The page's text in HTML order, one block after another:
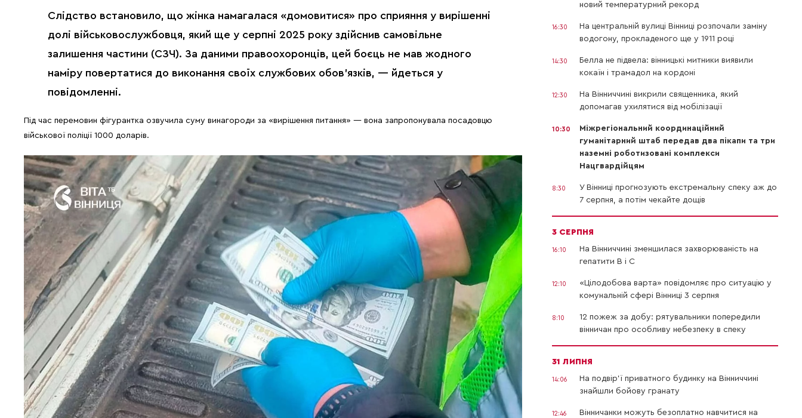
Слідство встановило, що жінка намагалася «домовитися» про сприяння у вирішенні
долі військовослужбовця, який ще у серпні 2025 року здійснив самовільне
залишення частини (СЗЧ). За даними правоохоронців, цей боєць не мав жодного
наміру повертатися до виконання своїх службових обов’язків, — йдеться у
повідомленні.
Під час перемовин фігурантка озвучила суму винагороди за «вирішення питання» — вона запропонувала посадовцю
військової поліції 1000 доларів.
новий температурний рекорд
16:30
На центральній вулиці Вінниці розпочали заміну
водогону, прокладеного ще у 1911 році
14:30
Белла не підвела: вінницькі митники виявили
кокаїн і трамадол на кордоні
12:30
На Вінниччині викрили священника, який
допомагав ухилятися від мобілізації
10:30
Міжрегіональний координаційний
гуманітарний штаб передав два пікапи та три
наземні роботизовані комплекси
Нацгвардійцям
8:30
У Вінниці прогнозують екстремальну спеку аж до
7 серпня, а потім чекайте дощів
3 СЕРПНЯ
16:10
На Вінниччині зменшилася захворюваність на
гепатити В і С
12:10
«Цілодобова варта» повідомляє про ситуацію у
комунальній сфері Вінниці 3 серпня
8:10
12 пожеж за добу: рятувальники попередили
вінничан про особливу небезпеку в спеку
31 ЛИПНЯ
14:06
На подвір’ї приватного будинку на Вінниччині
знайшли бойову гранату
12:46
Вінничанки можуть безоплатно навчитися на